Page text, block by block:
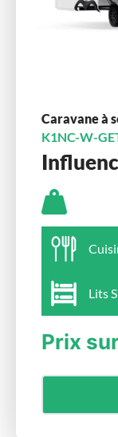
Caravane à
K1NC-W-
Lits
Prix